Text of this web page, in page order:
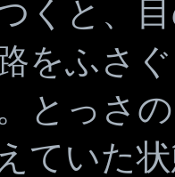
くと、
をふさ
とっさ
ていた